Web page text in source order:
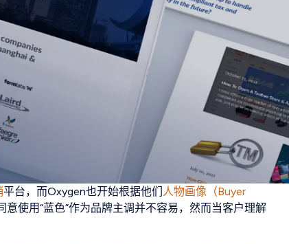
平台，而Oxygen也开始根据他们人物画像（Buyer
使用“蓝色”作为品牌主调并不容易，然而当客户理解